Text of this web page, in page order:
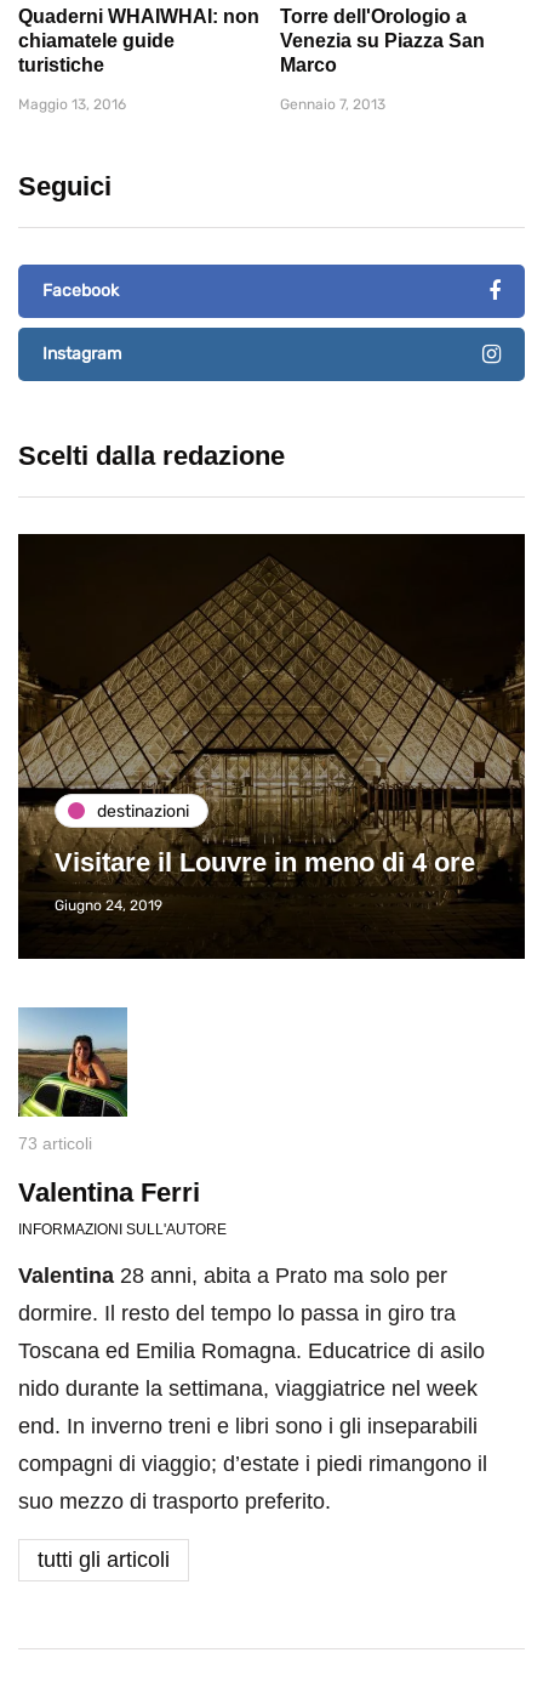
Quaderni WHAIWHAI: non
chiamatele guide
turistiche
Maggio 13, 2016
Torre dell'Orologio a
Venezia su Piazza San
Marco
Gennaio 7, 2013
Seguici
Facebook
Instagram
Scelti dalla redazione
destinazioni
Visitare il Louvre in meno di 4 ore
Giugno 24, 2019
73 articoli
Valentina Ferri
INFORMAZIONI SULL'AUTORE
Valentina 28 anni, abita a Prato ma solo per
dormire. Il resto del tempo lo passa in giro tra
Toscana ed Emilia Romagna. Educatrice di asilo
nido durante la settimana, viaggiatrice nel week
end. In inverno treni e libri sono i gli inseparabili
compagni di viaggio; d’estate i piedi rimangono il
suo mezzo di trasporto preferito.
tutti gli articoli